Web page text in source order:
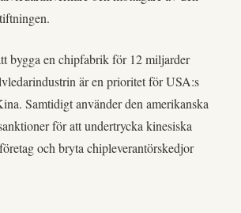
bygga en chipfabrik för 12 miljarder
är en prioritet för USA:s
Samtidigt använder den amerikanska
för att undertrycka kinesiska
och bryta chipleverantörskedjor